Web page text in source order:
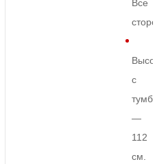
Все
Высота
с
тумбой
—
112
см.